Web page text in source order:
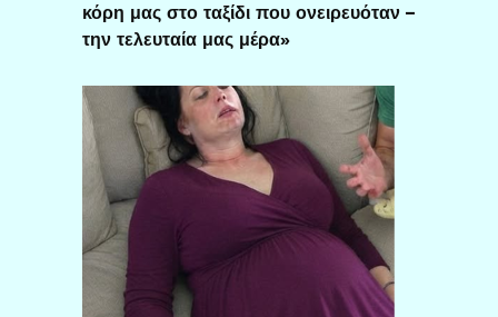
κόρη μας στο ταξίδι που ονειρευόταν –
την τελευταία μας μέρα»